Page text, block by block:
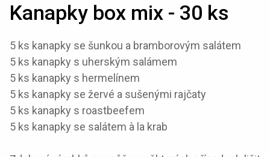
Kanapky box mix - 30 ks
5 ks kanapky se šunkou a bramborovým salátem
5 ks kanapky s uherským salámem
5 ks kanapky s hermelínem
5 ks kanapky se žervé a sušenými rajčaty
5 ks kanapky s roastbeefem
5 ks kanapky se salátem à la krab